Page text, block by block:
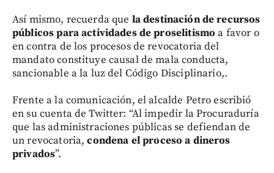
Así mismo, recuerda que la destinación de recursos
públicos para actividades de proselitismo a favor o
en contra de los procesos de revocatoria del
mandato constituye causal de mala conducta,
sancionable a la luz del Código Disciplinario,.
Frente a la comunicación, el alcalde Petro escribió
en su cuenta de Twitter: “Al impedir la Procuraduría
que las administraciones públicas se defiendan de
un revocatoria,condena el proceso a dineros
privados”.